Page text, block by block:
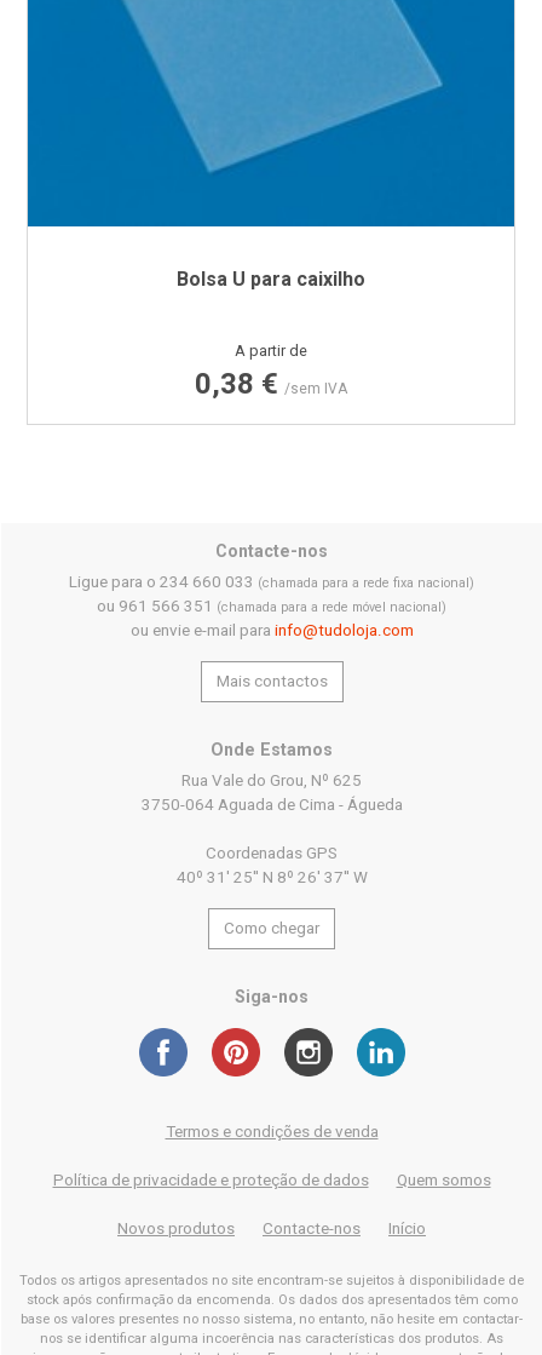
Bolsa U para caixilho
Preço
A partir de
0,38 € /sem IVA
Contacte-nos
Ligue para o 234 660 033 (chamada para a rede fixa nacional)
ou 961 566 351 (chamada para a rede móvel nacional)
ou envie e-mail para info@tudoloja.com
Mais contactos
Onde Estamos
Rua Vale do Grou, Nº 625
3750-064 Aguada de Cima - Águeda
Coordenadas GPS
40º 31' 25'' N 8º 26' 37'' W
Como chegar
Siga-nos
Termos e condições de venda
Política de privacidade e proteção de dados Quem somos
Novos produtos Contacte-nos Início
Todos os artigos apresentados no site encontram-se sujeitos à disponibilidade de
stock após confirmação da encomenda. Os dados dos apresentados têm como
base os valores presentes no nosso sistema, no entanto, não hesite em contactar-
nos se identificar alguma incoerência nas características dos produtos. As